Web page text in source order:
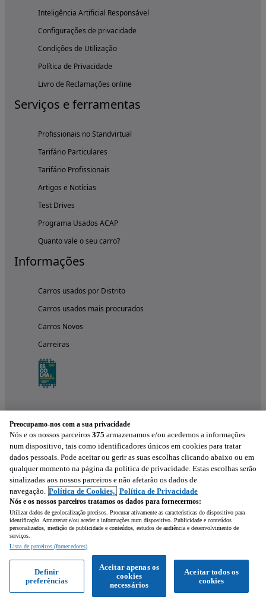
Ligar WhatsApp
Inteligência Artificial Responsável
Configurações de privacidade
Condições de Utilização
Política de Privacidade
Livro de Reclamações online
Serviços e ferramentas
Profissionais no Standvirtual
Tarifário Particulares
Tarifário Profissionais
Artigos e Notícias
Test Drives
Programa Usados ACAP
Quanto vale o seu carro?
Informações
Carros usados por Distrito
Carros usados mais procurados
Carros Novos
Carreiras
Experimenta a aplicação
Preocupamo-nos com a sua privacidade
Nós e os nossos parceiros 375 armazenamos e/ou acedemos a informações
num dispositivo, tais como identificadores únicos em cookies para tratar
dados pessoais. Pode aceitar ou gerir as suas escolhas clicando abaixo ou em
qualquer momento na página da política de privacidade. Estas escolhas serão
sinalizadas aos nossos parceiros e não afetarão os dados de
navegação. Política de Cookies, Política de Privacidade
Nós e os nossos parceiros tratamos os dados para fornecermos:
Utilizar dados de geolocalização precisos. Procurar ativamente as características do dispositivo para
identificação. Armazenar e/ou aceder a informações num dispositivo. Publicidade e conteúdos
personalizados, medição de publicidade e conteúdos, estudos de audiência e desenvolvimento de
serviços.
Lista de parceiros (fornecedores)
Aceitar todos os
cookies
Aceitar apenas os
cookies
necessários
Definir
preferências